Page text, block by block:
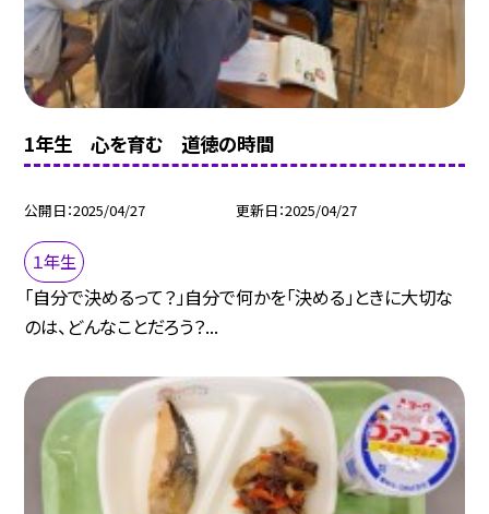
1年生 心を育む 道徳の時間
公開日 2025/04/27 更新日 2025/04/27
１年生
「自分で決めるって？」自分で何かを「決める」ときに大切な
のは、どんなことだろう？...